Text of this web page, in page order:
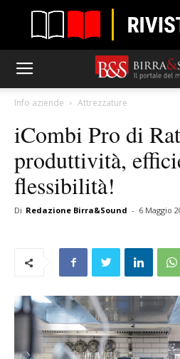
Info aziende Attrezzature
iCombi Pro di
produttività,
flessibilità!
Di Redazione Birra&Sound - 6 Maggio